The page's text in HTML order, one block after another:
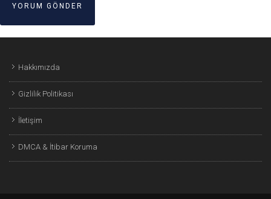
Hakkımızda
Gizlilik Politikası
İletişim
DMCA & İtibar Koruma